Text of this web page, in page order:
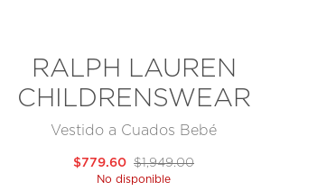
RALPH LAUREN
CHILDRENSWEAR
Vestido a Cuados Bebé
$1,949.00
$779.60
No disponible